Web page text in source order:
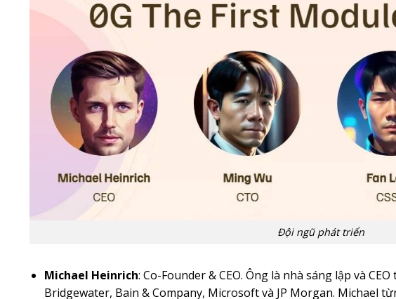
Đội ngũ phát triển
Michael Heinrich: Co-Founder & CEO. Ông là nhà sáng lập và
Bridgewater, Bain & Company, Microsoft và JP Morgan. Michael